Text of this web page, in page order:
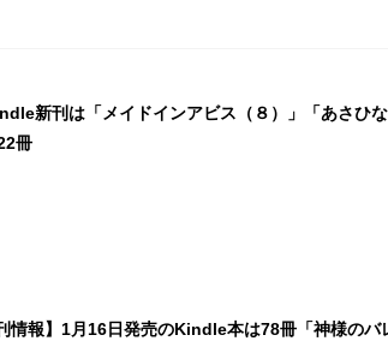
新刊は「メイドインアビス（８）」「あさひ
冊
情報】1月16日発売のKindle本は78冊「神様のバ